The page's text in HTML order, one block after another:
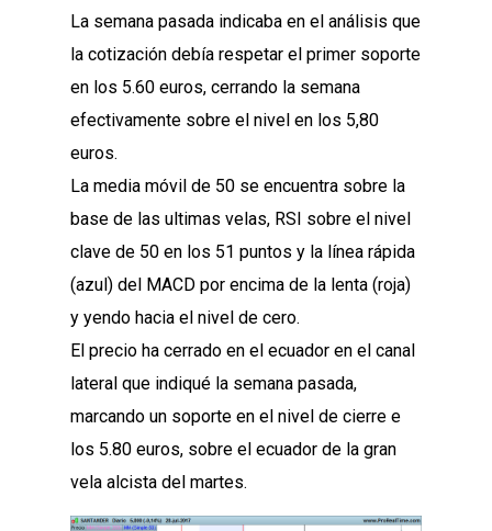
La semana pasada indicaba en el análisis que
la cotización debía respetar el primer soporte
en los 5.60 euros, cerrando la semana
efectivamente sobre el nivel en los 5,80
euros.
La media móvil de 50 se encuentra sobre la
base de las ultimas velas, RSI sobre el nivel
clave de 50 en los 51 puntos y la línea rápida
(azul) del MACD por encima de la lenta (roja)
y yendo hacia el nivel de cero.
El precio ha cerrado en el ecuador en el canal
lateral que indiqué la semana pasada,
marcando un soporte en el nivel de cierre e
los 5.80 euros, sobre el ecuador de la gran
vela alcista del martes.